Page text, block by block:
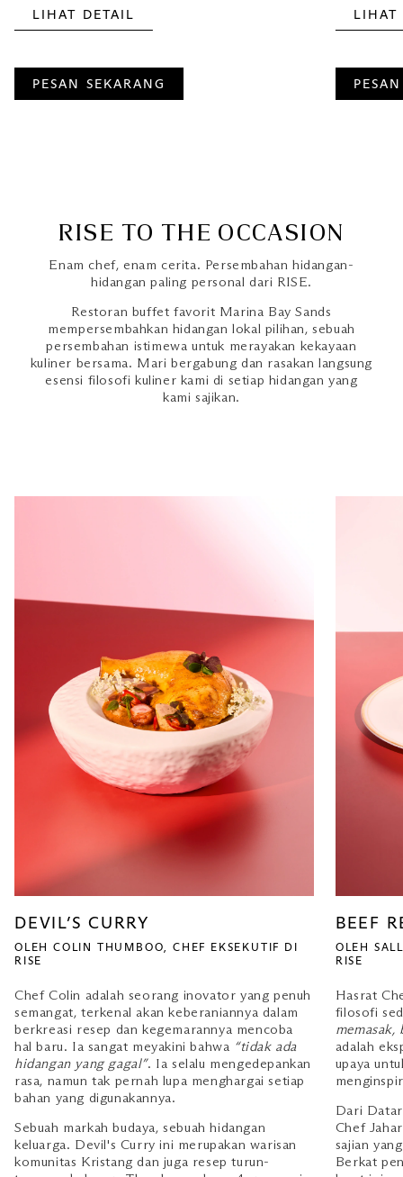
LIHAT DETAIL
PESAN SEKARANG
LIHAT
RISE TO THE OCCASION
Enam chef, enam cerita. Persembahan hidangan-
hidangan paling personal dari RISE.
Restoran buffet favorit Marina Bay Sands
mempersembahkan hidangan lokal pilihan, sebuah
persembahan istimewa untuk merayakan kekayaan
kuliner bersama. Mari bergabung dan rasakan langsung
esensi filosofi kuliner kami di setiap hidangan yang
kami sajikan.
DEVIL’S CURRY
OLEH COLIN THUMBOO, CHEF EKSEKUTIF DI
RISE
Chef Colin adalah seorang inovator yang penuh
semangat, terkenal akan keberaniannya dalam
berkreasi resep dan kegemarannya mencoba
hal baru. Ia sangat meyakini bahwa “tidak ada
hidangan yang gagal”. Ia selalu mengedepankan
rasa, namun tak pernah lupa menghargai setiap
bahan yang digunakannya.
Sebuah markah budaya, sebuah hidangan
keluarga. Devil's Curry ini merupakan warisan
komunitas Kristang dan juga resep turun-
BEEF
OLEH
RISE
Hasrat
filosofi
memasak,
adalah
upaya
Dari
Chef
sajian
Berkat